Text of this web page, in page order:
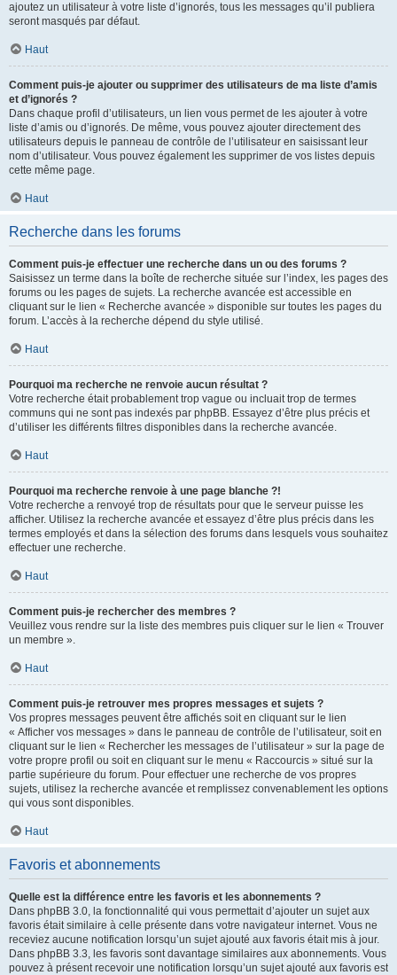
ajoutez un utilisateur à votre liste d’ignorés, tous les messages qu’il publiera
seront masqués par défaut.
Haut
Comment puis-je ajouter ou supprimer des utilisateurs de ma liste d’amis
et d’ignorés ?
Dans chaque profil d’utilisateurs, un lien vous permet de les ajouter à votre
liste d’amis ou d’ignorés. De même, vous pouvez ajouter directement des
utilisateurs depuis le panneau de contrôle de l’utilisateur en saisissant leur
nom d’utilisateur. Vous pouvez également les supprimer de vos listes depuis
cette même page.
Haut
Recherche dans les forums
Comment puis-je effectuer une recherche dans un ou des forums ?
Saisissez un terme dans la boîte de recherche située sur l’index, les pages des
forums ou les pages de sujets. La recherche avancée est accessible en
cliquant sur le lien « Recherche avancée » disponible sur toutes les pages du
forum. L’accès à la recherche dépend du style utilisé.
Haut
Pourquoi ma recherche ne renvoie aucun résultat ?
Votre recherche était probablement trop vague ou incluait trop de termes
communs qui ne sont pas indexés par phpBB. Essayez d’être plus précis et
d’utiliser les différents filtres disponibles dans la recherche avancée.
Haut
Pourquoi ma recherche renvoie à une page blanche ?!
Votre recherche a renvoyé trop de résultats pour que le serveur puisse les
afficher. Utilisez la recherche avancée et essayez d’être plus précis dans les
termes employés et dans la sélection des forums dans lesquels vous souhaitez
effectuer une recherche.
Haut
Comment puis-je rechercher des membres ?
Veuillez vous rendre sur la liste des membres puis cliquer sur le lien « Trouver
un membre ».
Haut
Comment puis-je retrouver mes propres messages et sujets ?
Vos propres messages peuvent être affichés soit en cliquant sur le lien
« Afficher vos messages » dans le panneau de contrôle de l’utilisateur, soit en
cliquant sur le lien « Rechercher les messages de l’utilisateur » sur la page de
votre propre profil ou soit en cliquant sur le menu « Raccourcis » situé sur la
partie supérieure du forum. Pour effectuer une recherche de vos propres
sujets, utilisez la recherche avancée et remplissez convenablement les options
qui vous sont disponibles.
Haut
Favoris et abonnements
Quelle est la différence entre les favoris et les abonnements ?
Dans phpBB 3.0, la fonctionnalité qui vous permettait d’ajouter un sujet aux
favoris était similaire à celle présente dans votre navigateur internet. Vous ne
receviez aucune notification lorsqu’un sujet ajouté aux favoris était mis à jour.
Dans phpBB 3.3, les favoris sont davantage similaires aux abonnements. Vous
pouvez à présent recevoir une notification lorsqu’un sujet ajouté aux favoris est